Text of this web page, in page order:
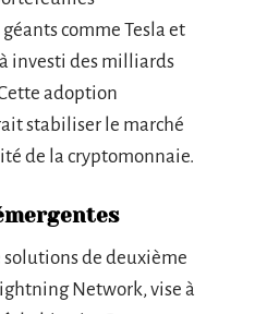
comme Tesla et
investi des milliards
adoption
stabiliser le marché
de la cryptomonnaie.
de deuxième
Network, vise à